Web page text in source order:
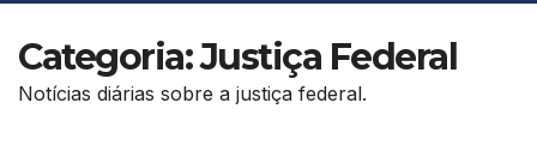
Categoria:Justiça Federal
Notícias diárias sobre a justiça federal.